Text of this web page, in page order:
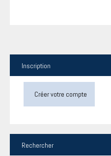
Inscription
Créer votre compte
Rechercher